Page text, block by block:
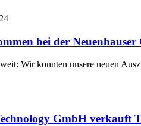
bei der Neuenhauser
Wir konnten unsere neuen
GmbH verkauft